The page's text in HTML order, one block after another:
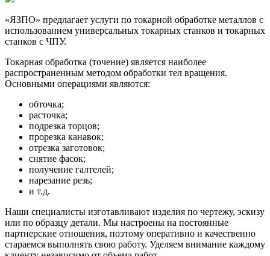
«ЯЗПО» предлагает услуги по токарной обработке металлов с
использованием универсальных токарных станков и токарных
станков с ЧПУ.
Токарная обработка (точение) является наиболее
распространенным методом обработки тел вращения.
Основными операциями являются:
обточка;
расточка;
подрезка торцов;
прорезка канавок;
отрезка заготовок;
снятие фасок;
получение галтелей;
нарезание резь;
и т.д.
Наши специалисты изготавливают изделия по чертежу, эскизу
или по образцу детали. Мы настроены на постоянные
партнерские отношения, поэтому оперативно и качественно
стараемся выполнять свою работу. Уделяем внимание каждому